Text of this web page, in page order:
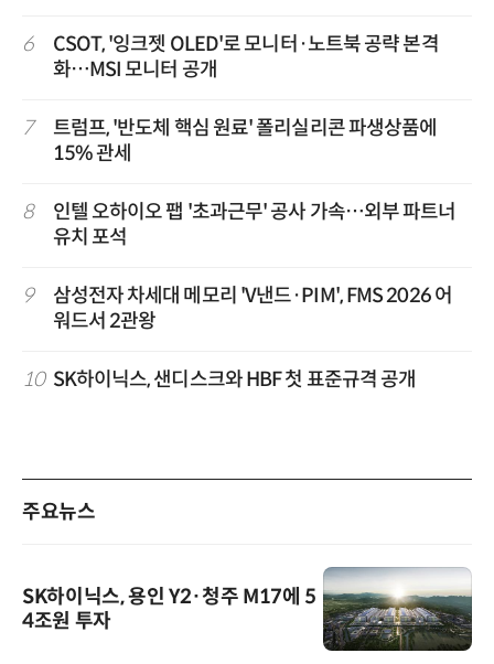
6
CSOT, '잉크젯 OLED'로 모니터·노트북 공략 본격
화…MSI 모니터 공개
7
트럼프, '반도체 핵심 원료' 폴리실리콘 파생상품에
15% 관세
8
인텔 오하이오 팹 '초과근무' 공사 가속…외부 파트너
유치 포석
9
삼성전자 차세대 메모리 'V낸드·PIM', FMS 2026 어
워드서 2관왕
10 SK하이닉스, 샌디스크와 HBF 첫 표준규격 공개
주요뉴스
SK하이닉스, 용인 Y2·청주 M17에 5
4조원 투자